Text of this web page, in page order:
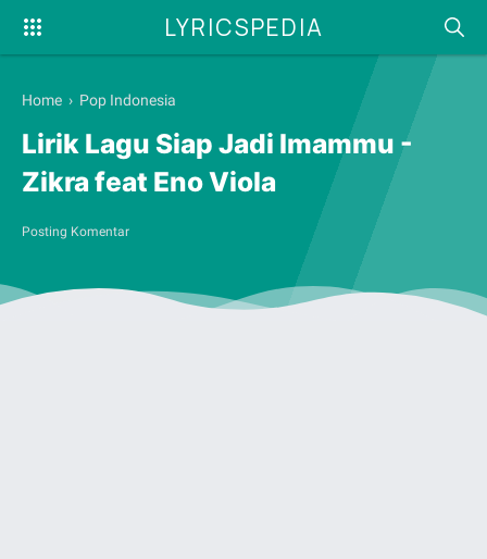
LYRICSPEDIA
Home › Pop Indonesia
Lirik Lagu Siap Jadi Imammu -
Zikra feat Eno Viola
Posting Komentar